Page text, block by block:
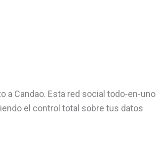
a Candao. Esta red social todo-en-uno
el control total sobre tus datos